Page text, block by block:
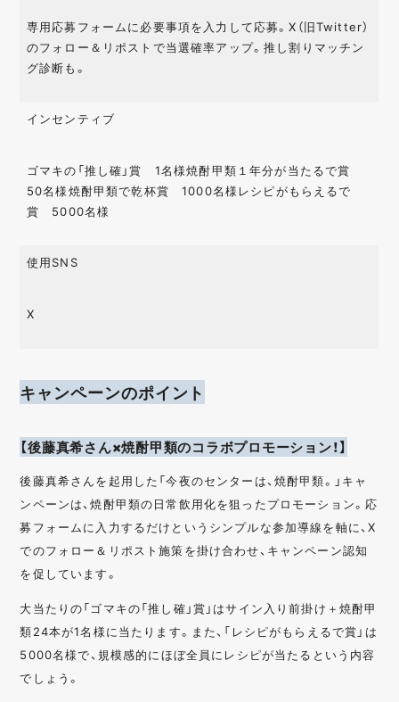
専用応募フォームに必要事項を入力して応募。X（旧Twitter）
のフォロー＆リポストで当選確率アップ。推し割りマッチン
グ診断も。
インセンティブ
ゴマキの「推し確」賞 1名様焼酎甲類１年分が当たるで賞
50名様焼酎甲類で乾杯賞 1000名様レシピがもらえるで
賞 5000名様
使用SNS
X
キャンペーンのポイント
【後藤真希さん×焼酎甲類のコラボプロモーション！】
後藤真希さんを起用した「今夜のセンターは、焼酎甲類。」キャ
ンペーンは、焼酎甲類の日常飲用化を狙ったプロモーション。応
募フォームに入力するだけというシンプルな参加導線を軸に、X
でのフォロー＆リポスト施策を掛け合わせ、キャンペーン認知
を促しています。
大当たりの「ゴマキの「推し確」賞」はサイン入り前掛け＋焼酎甲
類24本が1名様に当たります。また、「レシピがもらえるで賞」は
5000名様で、規模感的にほぼ全員にレシピが当たるという内容
でしょう。